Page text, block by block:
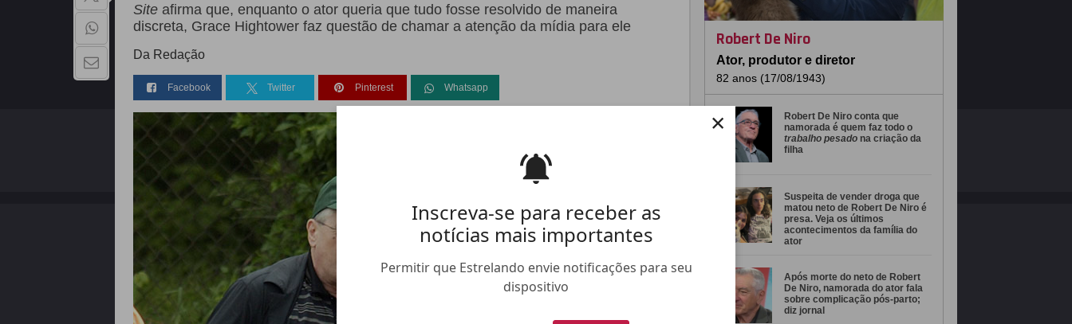
Inscreva-se para receber as
notícias mais importantes
Permitir que Estrelando envie notificações para seu
dispositivo
×
Siteafirma que, enquanto o ator queria que tudo fosse resolvido de maneira
discreta, Grace Hightower faz questão de chamar a atenção da mídia para ele
Da Redação
Facebook Twitter Pinterest Whatsapp
Robert De Niro
Ator, produtor e diretor
82 anos (17/08/1943)
Robert De Niro conta que
namorada é quem faz todo o
trabalho pesado na criação da
filha
Suspeita de vender droga que
matou neto de Robert De Niro é
presa. Veja os últimos
acontecimentos da família do
ator
Após morte do neto de Robert
De Niro, namorada do ator fala
sobre complicação pós-parto;
diz jornal
QUEM SOMOS TRABALHE NO ESTRELANDO POLÍTICA DE PRIVACIDADE
Copyright - 2026 | Todos os direitos reservados